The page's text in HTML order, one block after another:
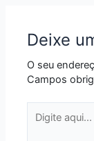
Deixe
O seu
Campos
aqui...